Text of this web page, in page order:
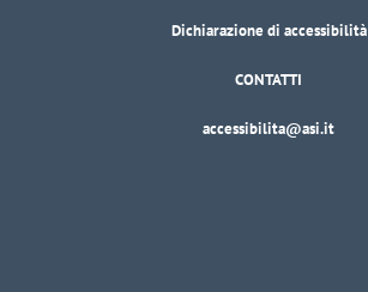
Dichiarazione di accessibilità
CONTATTI
accessibilita@asi.it